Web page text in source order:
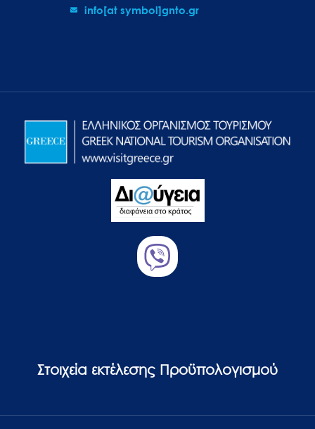
info[at symbol]gnto.gr
Στοιχεία εκτέλεσης Προϋπολογισμού